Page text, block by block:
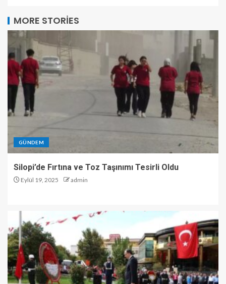
MORE STORIES
GÜNDEM
Silopi’de Fırtına ve Toz Taşınımı Tesirli Oldu
Eylül 19, 2025 admin